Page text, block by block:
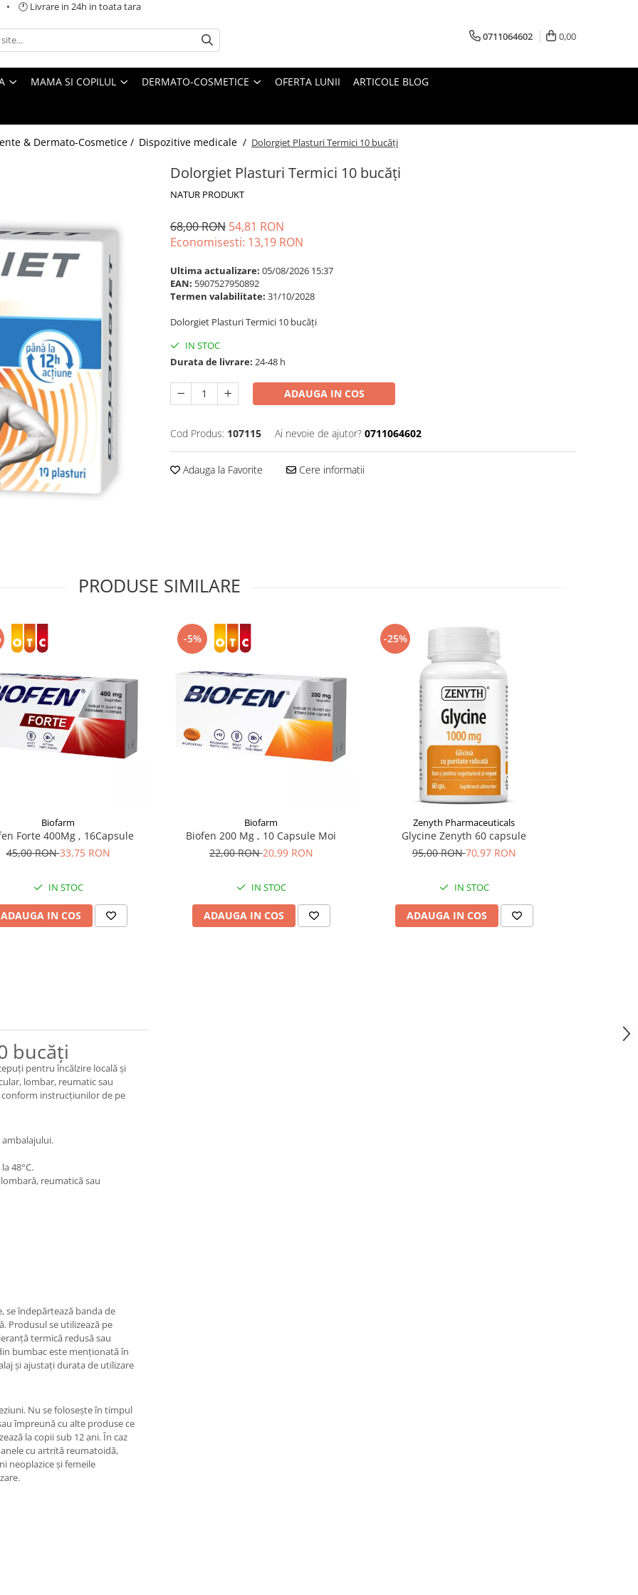
• 🕐 Livrare in 24h in toata tara
0711064602 0,00
MAMA SI COPILUL DERMATO-COSMETICE OFERTA LUNII ARTICOLE BLOG
& Dermato-Cosmetice / Dispozitive medicale / Dolorgiet Plasturi Termici 10 bucăți
Dolorgiet Plasturi Termici 10 bucăți
NATUR PRODUKT
68,00 RON 54,81 RON
Economisesti: 13,19 RON
Ultima actualizare: 05/08/2026 15:37
EAN: 5907527950892
Termen valabilitate: 31/10/2028
Dolorgiet Plasturi Termici 10 bucăți
IN STOC
Durata de livrare: 24-48 h
ADAUGA IN COS
Cod Produs: 107115 Ai nevoie de ajutor? 0711064602
Adauga la Favorite Cere informatii
PRODUSE SIMILARE
Biofarm
Forte 400Mg , 16Capsule
45,00 RON33,75 RON
IN STOC
ADAUGA IN COS
-5%
Biofarm
Biofen 200 Mg , 10 Capsule Moi
22,00 RON20,99 RON
IN STOC
ADAUGA IN COS
-25%
Zenyth Pharmaceuticals
Glycine Zenyth 60 capsule
95,00 RON70,97 RON
IN STOC
ADAUGA IN COS
bucăți
pentru încălzire locală și
lombar, reumatic sau
conform instrucțiunilor de pe
48°C.
reumatică sau
se îndepărtează banda de
Produsul se utilizează pe
termică redusă sau
bumbac este menționată în
și ajustați durata de utilizare
Nu se folosește în timpul
împreună cu alte produse ce
la copii sub 12 ani. În caz
cu artrită reumatoidă,
neoplazice și femeile